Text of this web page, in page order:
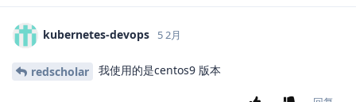
kubernetes-devops 5 2月
redscholar 我使用的是centos9 版本